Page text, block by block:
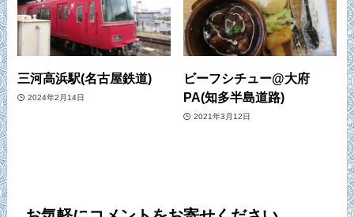
三河高浜駅(名古屋鉄道)
2024年2月14日
ビーフシチュー@大府
PA(知多半島道路)
2021年3月12日